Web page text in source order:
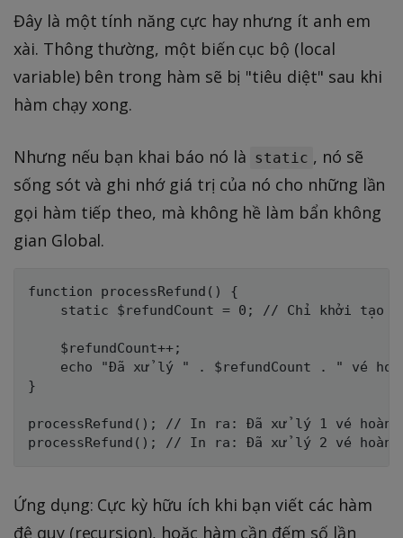
Đây là một tính năng cực hay nhưng ít anh em
xài. Thông thường, một biến cục bộ (local
variable) bên trong hàm sẽ bị "tiêu diệt" sau khi
hàm chạy xong.
Nhưng nếu bạn khai báo nó là static , nó sẽ
sống sót và ghi nhớ giá trị của nó cho những lần
gọi hàm tiếp theo, mà không hề làm bẩn không
gian Global.
function processRefund() {
static $refundCount = 0; // Chỉ khởi tạo
    $refundCount++;
echo "Đã xử lý " . $refundCount . " vé
}
processRefund(); // In ra: Đã xử lý 1 vé hoàn
Ứng dụng: Cực kỳ hữu ích khi bạn viết các hàm
đệ quy (recursion), hoặc hàm cần đếm số lần